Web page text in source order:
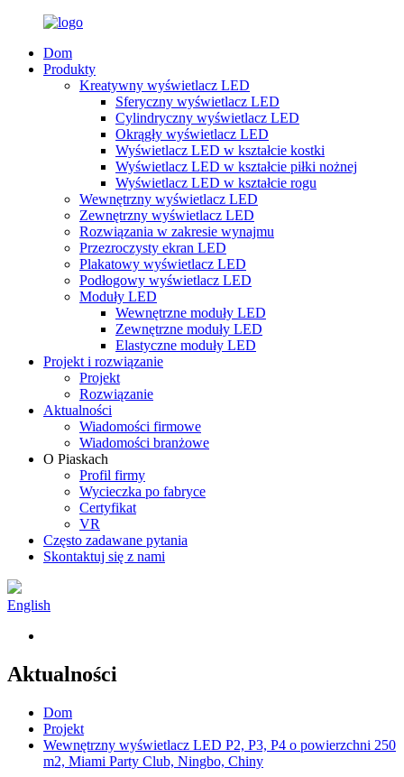
Dom
Produkty
Kreatywny wyświetlacz LED
Sferyczny wyświetlacz LED
Cylindryczny wyświetlacz LED
Okrągły wyświetlacz LED
Wyświetlacz LED w kształcie kostki
Wyświetlacz LED w kształcie piłki nożnej
Wyświetlacz LED w kształcie rogu
Wewnętrzny wyświetlacz LED
Zewnętrzny wyświetlacz LED
Rozwiązania w zakresie wynajmu
Przezroczysty ekran LED
Plakatowy wyświetlacz LED
Podłogowy wyświetlacz LED
Moduły LED
Wewnętrzne moduły LED
Zewnętrzne moduły LED
Elastyczne moduły LED
Projekt i rozwiązanie
Projekt
Rozwiązanie
Aktualności
Wiadomości firmowe
Wiadomości branżowe
O Piaskach
Profil firmy
Wycieczka po fabryce
Certyfikat
VR
Często zadawane pytania
Skontaktuj się z nami
English
Aktualności
Dom
Projekt
Wewnętrzny wyświetlacz LED P2, P3, P4 o powierzchni 250
m2, Miami Party Club, Ningbo, Chiny